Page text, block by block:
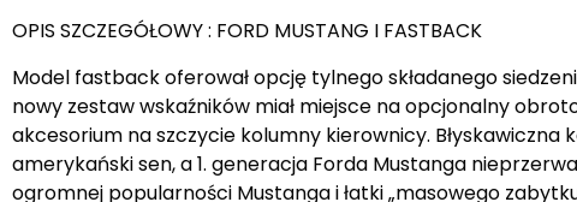
OPIS SZCZEGÓŁOWY : FORD MUSTANG I FASTBACK
Model fastback oferował opcję tylnego składanego
nowy zestaw wskaźników miał miejsce na opcjonalny
akcesorium na szczycie kolumny kierownicy.
amerykański sen, a 1. generacja Forda Mustanga
ogromnej popularności Mustanga i łatki „masowego